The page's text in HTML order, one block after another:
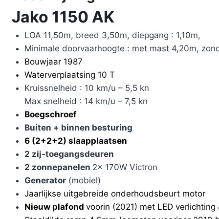
Jako 1150 AK
LOA 11,50m, breed 3,50m, diepgang : 1,10m,
Minimale doorvaarhoogte : met mast 4,20m,
Bouwjaar 1987
Waterverplaatsing 10 T
Kruissnelheid : 10 km/u – 5,5 kn
Max snelheid : 14 km/u – 7,5 kn
Boegschroef
Buiten + binnen besturing
6 (2+2+2) slaapplaatsen
2 zij-toegangsdeuren
2 zonnepanelen 2x 170W Victron
Generator(mobiel)
Jaarlijkse uitgebreide onderhoudsbeurt motor
Nieuw plafond voorin (2021) met LED verlichting